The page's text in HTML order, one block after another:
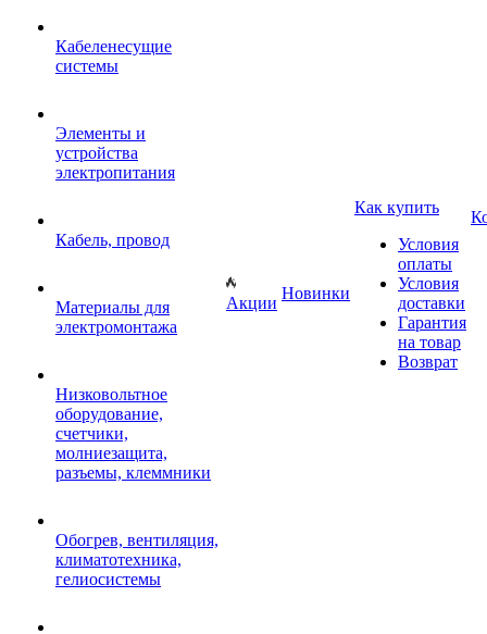
Кабеленесущие
системы
Элементы и
устройства
электропитания
Кабель, провод
Материалы для
электромонтажа
Низковольтное
оборудование,
счетчики,
молниезащита,
разъемы, клеммники
Обогрев, вентиляция,
климатотехника,
гелиосистемы
Акции
Новинки
Как купить
Условия
оплаты
Условия
доставки
Гарантия
на товар
Возврат